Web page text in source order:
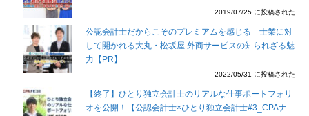
2019/07/25 に投稿された
公認会計士だからこそのプレミアムを感じる－士業に対
して開かれる大丸・松坂屋 外商サービスの知られざる魅
力【PR】
2022/05/31 に投稿された
【終了】ひとり独立会計士のリアルな仕事ポートフォリ
オを公開！【公認会計士×ひとり独立会計士#3_CPAナ